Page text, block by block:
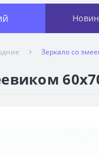
Зеркало со